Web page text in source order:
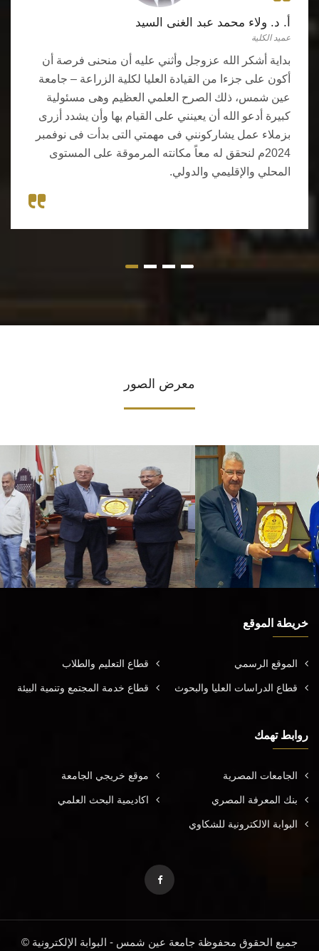
أ. د. ولاء محمد عبد الغنى السيد
عميد الكلية
بداية أشكر الله عزوجل وأثني عليه أن منحنى فرصة أن
أكون على جزءا من القيادة العليا لكلية الزراعة – جامعة
عين شمس، ذلك الصرح العلمي العظيم وهى مسئولية
كبيرة أدعو الله أن يعينني على القيام بها وأن يشدد أزرى
بزملاء عمل يشاركونني فى مهمتي التى بدأت فى نوفمبر
2024م لنحقق له معاً مكانته المرموقة على المستوى
المحلي والإقليمي والدولي.
معرض الصور
خريطة الموقع
الموقع الرسمي قطاع التعليم والطلاب
قطاع الدراسات العليا والبحوث قطاع خدمة المجتمع وتنمية البيئة
روابط تهمك
الجامعات المصرية موقع خريجي الجامعة
بنك المعرفة المصري اكاديمية البحث العلمي
البوابة الالكترونية للشكاوي
جميع الحقوق محفوظة جامعة عين شمس - البوابة الإلكترونية ©